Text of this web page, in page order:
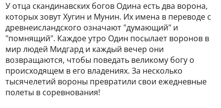
У отца скандинавских богов Одина есть два ворона,
которых зовут Хугин и Мунин. Их имена в переводе с
древнеисландского означают "думающий" и
"помнящий". Каждое утро Один посылает воронов в
мир людей Мидгард и каждый вечер они
возвращаются, чтобы поведать великому богу о
происходящем в его владениях. За несколько
тысячелетий вороны превратили свои ежедневные
полеты в соревнования!